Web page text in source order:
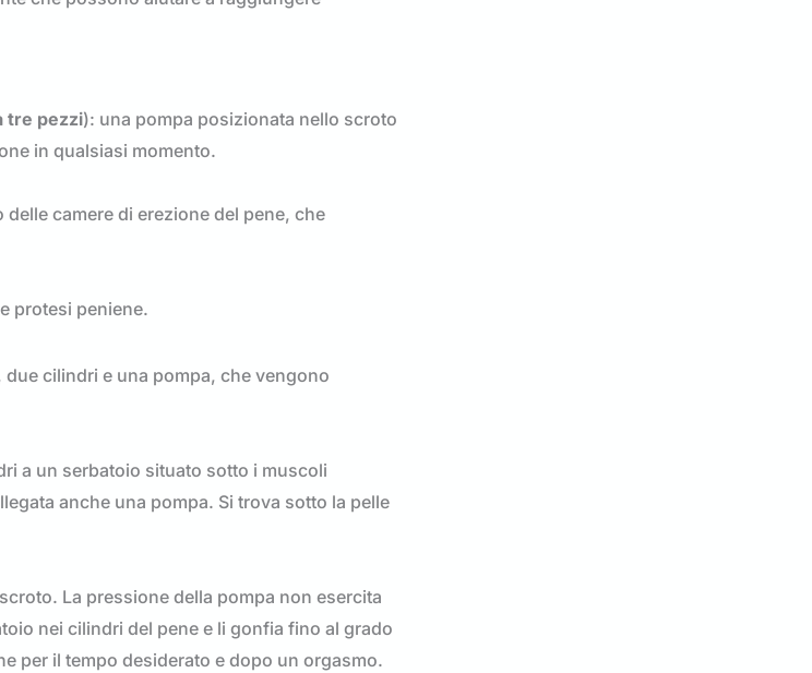
tre pezzi): una pompa posizionata nello scroto
in qualsiasi momento.
camere di erezione del pene, che
protesi peniene.
cilindri e una pompa, che vengono
a un serbatoio situato sotto i muscoli
anche una pompa. Si trova sotto la pelle
La pressione della pompa non esercita
nei cilindri del pene e li gonfia fino al grado
per il tempo desiderato e dopo un orgasmo.